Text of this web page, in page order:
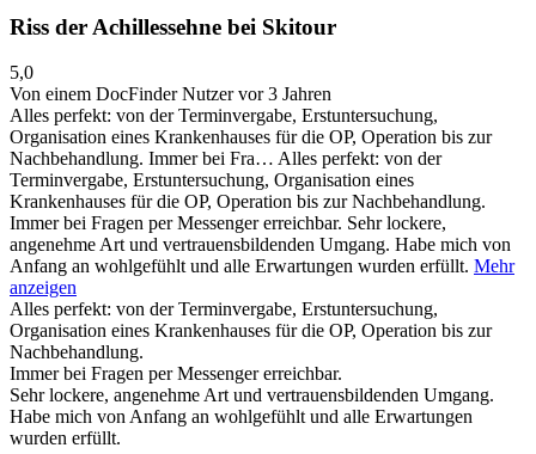
Riss der Achillessehne bei Skitour
5,0
Von einem DocFinder Nutzervor 3 Jahren
Alles perfekt: von der Terminvergabe, Erstuntersuchung,
Organisation eines Krankenhauses für die OP, Operation bis zur
Nachbehandlung. Immer bei Fra… Alles perfekt: von der
Terminvergabe, Erstuntersuchung, Organisation eines
Krankenhauses für die OP, Operation bis zur Nachbehandlung.
Immer bei Fragen per Messenger erreichbar. Sehr lockere,
angenehme Art und vertrauensbildenden Umgang. Habe mich von
Anfang an wohlgefühlt und alle Erwartungen wurden erfüllt. Mehr
anzeigen
Alles perfekt: von der Terminvergabe, Erstuntersuchung,
Organisation eines Krankenhauses für die OP, Operation bis zur
Nachbehandlung.
Immer bei Fragen per Messenger erreichbar.
Sehr lockere, angenehme Art und vertrauensbildenden Umgang.
Habe mich von Anfang an wohlgefühlt und alle Erwartungen
wurden erfüllt.